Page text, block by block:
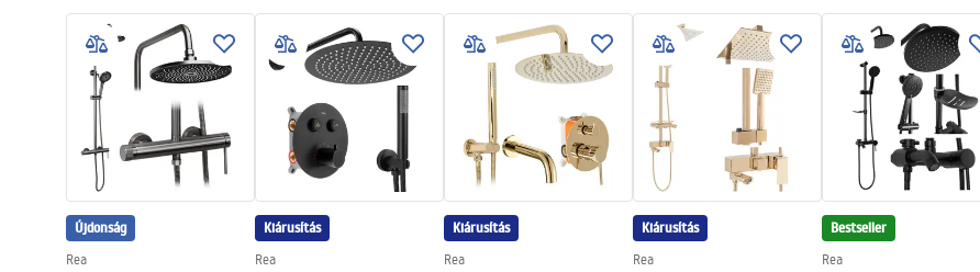
A nyitás módja
Összeszerelés
A zuhanytálcán vagy a padlón
Magasság
A kabin iránya
Garancia
24 Hónap
Easy Clean bevonat
Igen, az üveg egyik oldalán
Instrukcja Kabiny Montana.pdf
Újdonság
Rea
Kiárusítás
Rea
Kiárusítás
Rea
Kiárusítás
Rea
Bestseller
Rea